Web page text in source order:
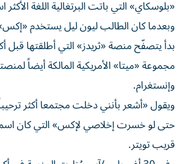
«بلوسكاي» التي باتت البرتغالية اللغة
بدأ يتصفّح منصة «ثريدز» التي أطلقتها قبل
مجموعة «ميتا» الأمريكية المالكة أيضاً
وإنستغرام.
ويقول «أشعر بأنني دخلت مجتمعا أكثر
حتى لو خسرت إخلاصي لإكس» التي كان
قريب تويتر.